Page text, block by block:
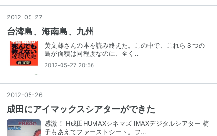
2012-05-27
台湾島、海南島、九州
黄文雄さんの本を読み終えた。この中で、これら３つの
島が面積は同程度なのに、全く…
2012-05-27 20:56
2012-05-26
成田にアイマックスシアターができた
感激！ H成田HUMAXシネマズ IMAXデジタルシアター 椅
子もあえてファーストシート。フ…